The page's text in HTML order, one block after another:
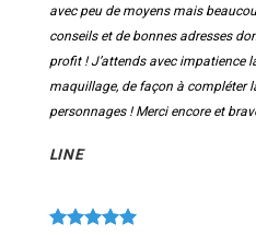
avec peu de moyens mais
conseils et de bonnes adresses
profit ! J’attends avec impatience
maquillage, de façon à compléter
personnages ! Merci encore et
LINE